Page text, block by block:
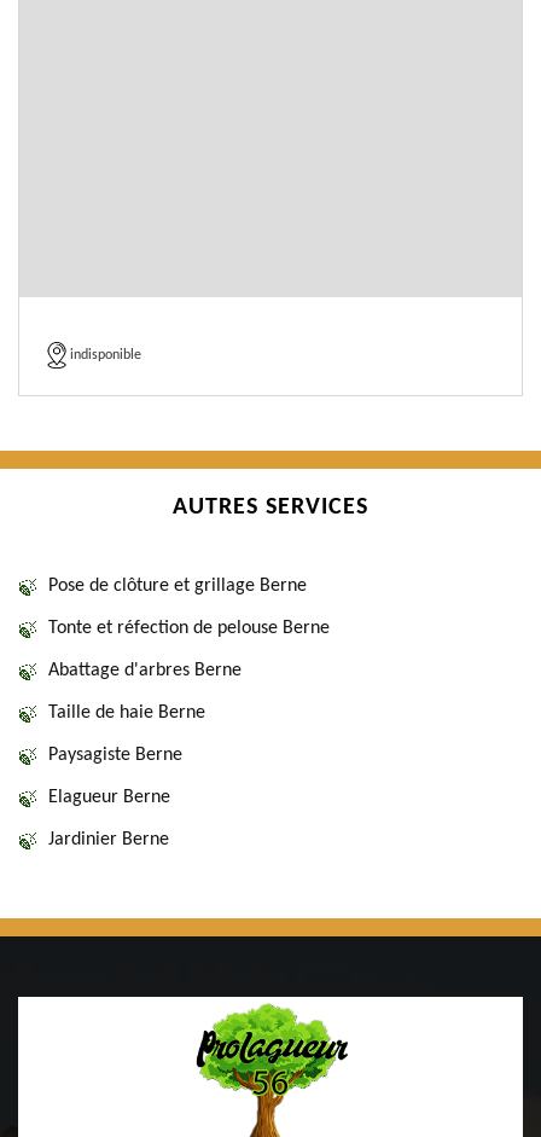
indisponible
AUTRES SERVICES
Pose de clôture et grillage Berne
Tonte et réfection de pelouse Berne
Abattage d'arbres Berne
Taille de haie Berne
Paysagiste Berne
Elagueur Berne
Jardinier Berne